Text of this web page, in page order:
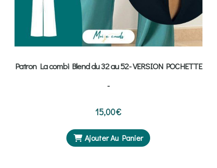
Patron La combi Blend du 32 au 52- VERSION POCHETTE
-
15,00€
Ajouter Au Panier